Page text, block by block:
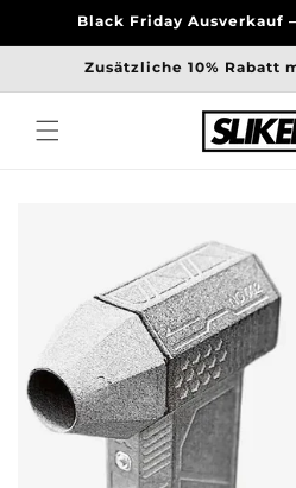
Inhalt
Black Friday Ausverkauf
Zusätzliche 10% Rabatt